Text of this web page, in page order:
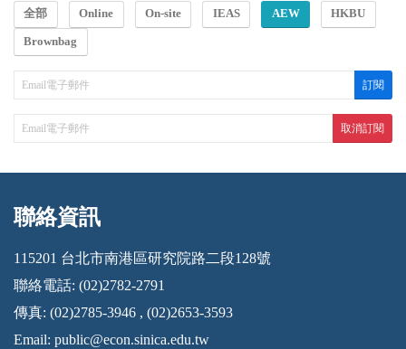
全部 Online On-site IEAS AEW HKBU
Brownbag
:::
聯絡資訊
115201 台北市南港區研究院路二段128號
聯絡電話: (02)2782-2791
傳真: (02)2785-3946 , (02)2653-3593
Email: public@econ.sinica.edu.tw